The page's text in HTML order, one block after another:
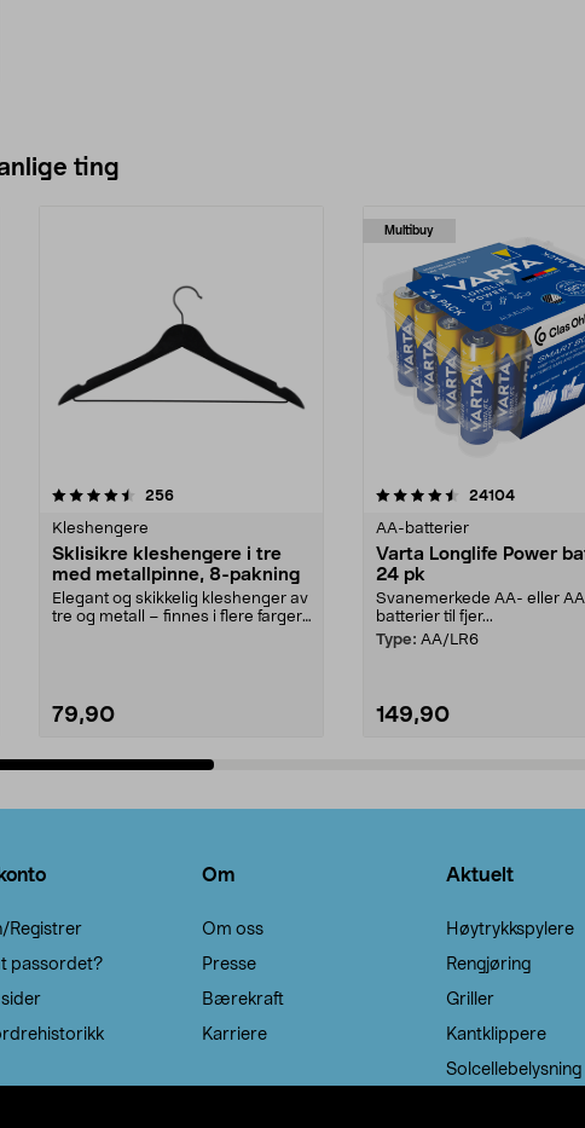
ting
256anmeldelser
Kleshengere
Sklisikre kleshengere i tre
med metallpinne, 8-pakning
Elegant og skikkelig kleshenger av
tre og metall – finnes i flere farger.
79,90
Multibuy
4.5av 5 stjerner 24104
AA-batterier
Varta Longlife Power
24 pk
Svanemerkede AA- eller
batterier til fjer...
Type: AA/LR6
149,90
4.5av 5 stjerner
Registrer
passordet?
sider
Om
Om oss
Presse
Bærekraft
Karriere
Aktuelt
Høytrykkspylere
Rengjøring
Griller
Kantklippere
Solcellebelysning